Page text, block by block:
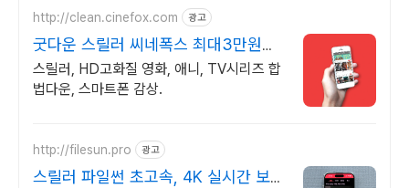
http://clean.cinefox.com 광고
굿다운 스릴러 씨네폭스 최대3만원
+10%추가적립
스릴러, HD고화질 영화, 애니, TV시리즈 합
법다운, 스마트폰 감상.
http://filesun.pro 광고
스릴러 파일썬 초고속, 4K 실시간 보